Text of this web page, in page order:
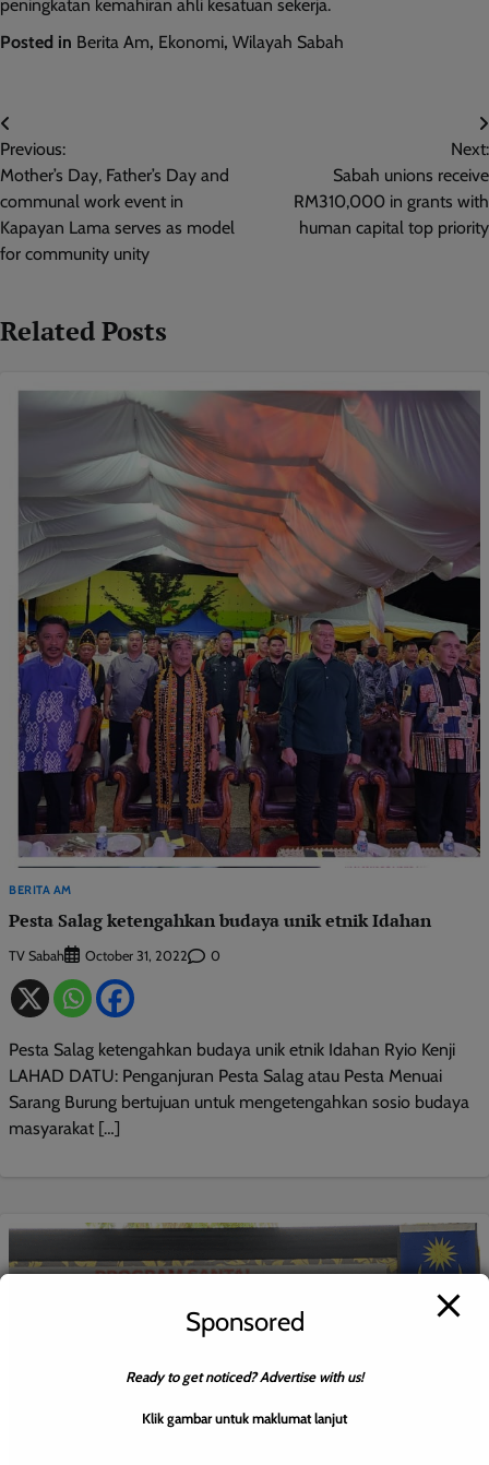
peningkatan kemahiran ahli kesatuan sekerja.
Posted in Berita Am, Ekonomi, Wilayah Sabah
Post
navigation
Previous:
Mother’s Day, Father’s Day and
communal work event in
Kapayan Lama serves as model
for community unity
Next:
Sabah unions receive
RM310,000 in grants with
human capital top priority
Related Posts
BERITA AM
Pesta Salag ketengahkan budaya unik etnik Idahan
TV Sabah October 31, 2022 0
Pesta Salag ketengahkan budaya unik etnik Idahan Ryio Kenji
LAHAD DATU: Penganjuran Pesta Salag atau Pesta Menuai
Sarang Burung bertujuan untuk mengetengahkan sosio budaya
masyarakat […]
Sponsored
Ready to get noticed? Advertise with us!
Klik gambar untuk maklumat lanjut